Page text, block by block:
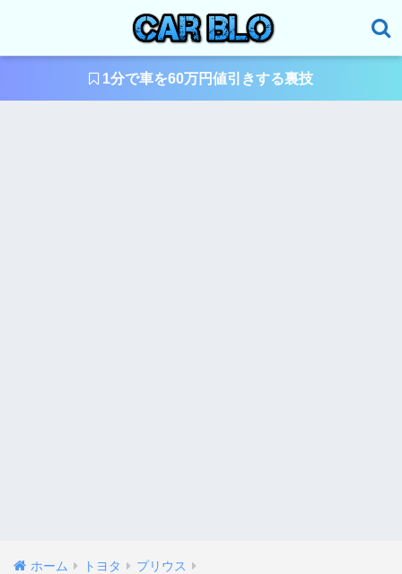
1分で車を60万円値引きする裏技
ホーム トヨタ プリウス